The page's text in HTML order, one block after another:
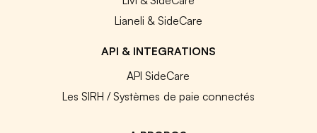
Lianeli & SideCare
API & INTEGRATIONS
API SideCare
Les SIRH / Systèmes de paie connectés